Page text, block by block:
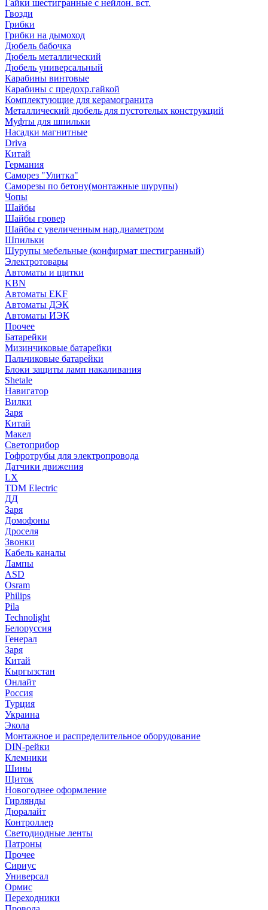
Гайки шестигранные с нейлон. вст.
Гвозди
Грибки
Грибки на дымоход
Дюбель бабочка
Дюбель металлический
Дюбель универсальный
Карабины винтовые
Карабины с предохр.гайкой
Комплектующие для керамогранита
Металлический дюбель для пустотелых конструкций
Муфты для шпильки
Насадки магнитные
Driva
Китай
Германия
Саморез "Улитка"
Саморезы по бетону(монтажные шурупы)
Чопы
Шайбы
Шайбы гровер
Шайбы с увеличенным нар.диаметром
Шпильки
Шурупы мебельные (конфирмат шестигранный)
Электротовары
Автоматы и щитки
KBN
Автоматы EKF
Автоматы ДЭК
Автоматы ИЭК
Прочее
Батарейки
Мизинчиковые батарейки
Пальчиковые батарейки
Блоки защиты ламп накаливания
Shetale
Навигатор
Вилки
Заря
Китай
Макел
Светоприбор
Гофротрубы для электропровода
Датчики движения
LX
TDM Electric
ДД
Заря
Домофоны
Дроселя
Звонки
Кабель каналы
Лампы
ASD
Osram
Philips
Pila
Technolight
Белоруссия
Генерал
Заря
Китай
Кыргызстан
Онлайт
Россия
Турция
Украина
Экола
Монтажное и распределительное оборудование
DIN-рейки
Клемники
Шины
Щиток
Новогоднее оформление
Гирлянды
Дюралайт
Контроллер
Светодиодные ленты
Патроны
Прочее
Сириус
Универсал
Ормис
Переходники